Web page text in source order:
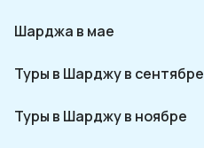
Шарджа в мае
Туры в Шарджу в сентябре
Туры в Шарджу в ноябре